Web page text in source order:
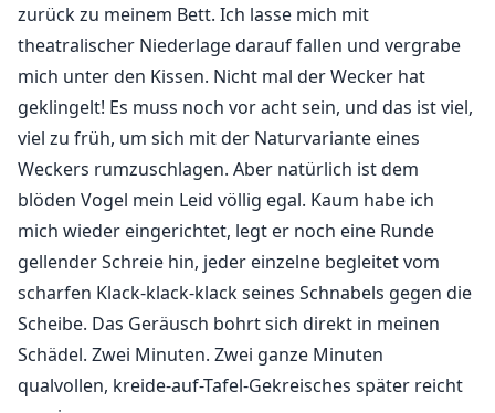
zurück zu meinem Bett. Ich lasse mich mit
theatralischer Niederlage darauf fallen und vergrabe
mich unter den Kissen. Nicht mal der Wecker hat
geklingelt! Es muss noch vor acht sein, und das ist viel,
viel zu früh, um sich mit der Naturvariante eines
Weckers rumzuschlagen. Aber natürlich ist dem
blöden Vogel mein Leid völlig egal. Kaum habe ich
mich wieder eingerichtet, legt er noch eine Runde
gellender Schreie hin, jeder einzelne begleitet vom
scharfen Klack-klack-klack seines Schnabels gegen die
Scheibe. Das Geräusch bohrt sich direkt in meinen
Schädel. Zwei Minuten. Zwei ganze Minuten
qualvollen, kreide-auf-Tafel-Gekreisches später reicht